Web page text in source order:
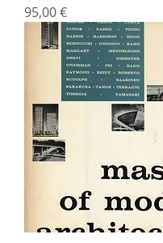
Prix
95,00 €